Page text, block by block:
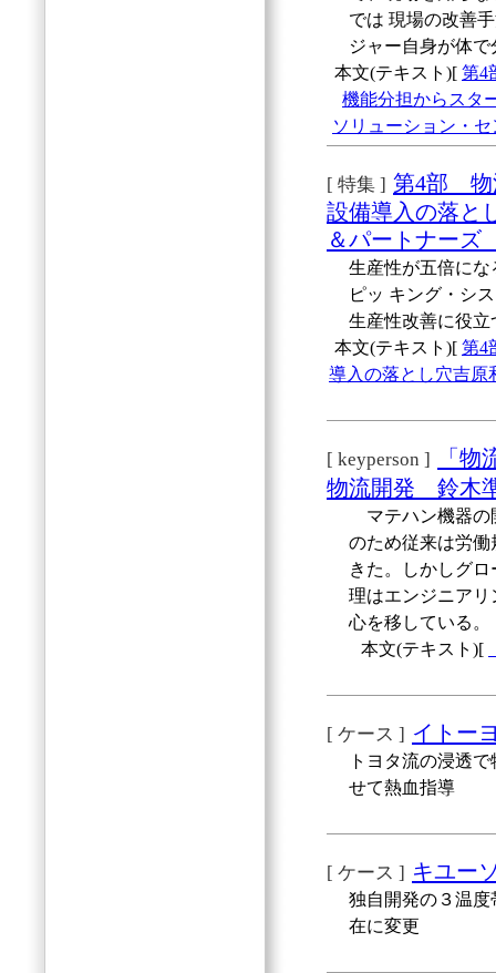
では 現場の改善
ジャー自身が体
本文(テキスト)[ 第4
機能分担からスタ
ソリューション・
[ 特集 ] 第4部 物
設備導入の落と
＆パートナー
生産性が五倍に
ピッ キング・シ
生産性改善に役
本文(テキスト)[ 第4
導入の落とし穴吉
[ keyperson ]
「
物流開発 鈴木
マテハン機器の
のため従来は労
きた。しかしグ
理はエンジニア
心を移している。
本文(テキスト)[
[ ケース ] イトー
トヨタ流の浸透
せて熱血指導
[ ケース ] キユー
独自開発の３温
在に変更